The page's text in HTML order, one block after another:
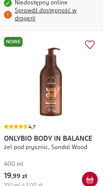
Niedostępny online
Sprawdź dostępność w
drogerii
NOWE
4,7
ONLYBIO BODY IN BALANCE
żel pod prysznic, Sandal Wood
400 ml
19,99 zł
100 ml = 5,00 zł